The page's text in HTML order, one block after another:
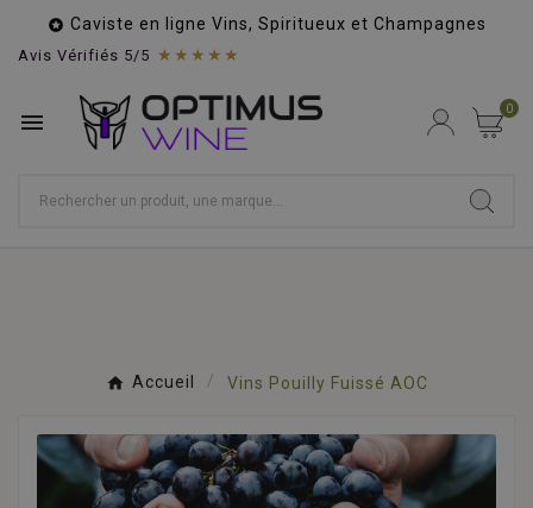
 Caviste en ligne Vins, Spiritueux et Champagnes
Avis Vérifiés 5/5 ★★★★★
 0
Accueil Vins Pouilly Fuissé AOC